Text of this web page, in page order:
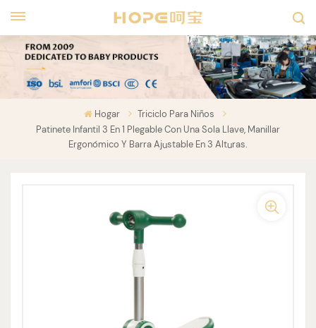
Hogar
Triciclo Para Niños
Patinete Infantil 3 En 1 Plegable Con Una Sola Llave, Manillar
Ergonómico Y Barra Ajustable En 3 Alturas.